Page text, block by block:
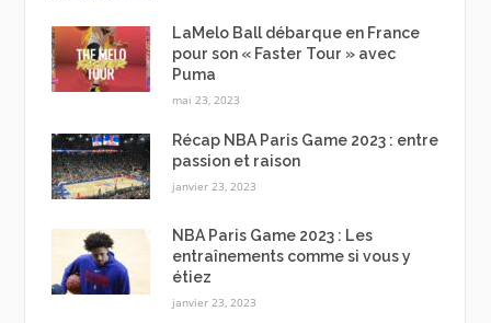
LaMelo Ball débarque en France
pour son « Faster Tour » avec
Puma
mai 23, 2023
Récap NBA Paris Game 2023 : entre
passion et raison
janvier 23, 2023
NBA Paris Game 2023 : Les
entraînements comme si vous y
étiez
janvier 23, 2023